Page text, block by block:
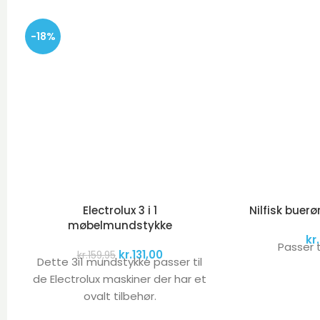
-18%
Electrolux 3 i 1
møbelmundstykke
kr.159,95 kr.131,00
Dette 3i1 mundstykke passer til
de Electrolux maskiner der har et
ovalt tilbehør.
Nilfisk
kr.
Passer